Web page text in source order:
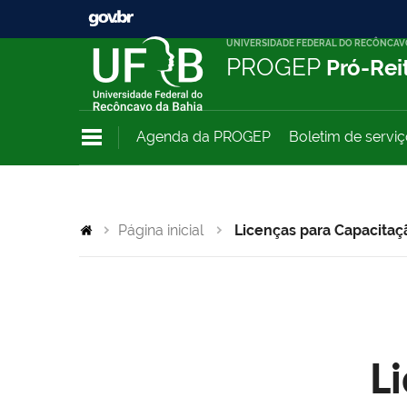
UNIVERSIDADE FEDERAL DO
PROGEP Pró-
Agenda da PROGEP Boletim de
Página inicial Licenças para